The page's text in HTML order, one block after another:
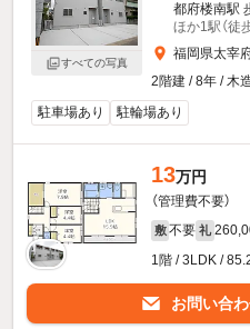
すべての写真
都府楼南駅
ほか1駅（徒
福岡県太宰
2階建 / 8年 / 木
駐車場あり
駐輪場あり
13万円
（管理費不要）
敷 不要 礼
1階 / 3LDK /
お問い合